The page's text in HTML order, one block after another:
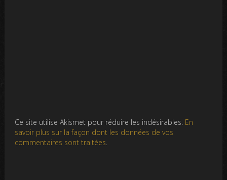
Ce site utilise Akismet pour réduire les indésirables. En
savoir plus sur la façon dont les données de vos
commentaires sont traitées.